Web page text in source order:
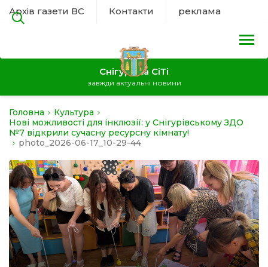
Архів газети ВС Контакти реклама
Снігурівка СіТі
завжди актуальні новини
Головна
Культура
Нові можливості для інклюзії: у Снігурівському ЗДО
№7 відкрили сучасну ресурсну кімнату!
photo_2026-06-17_10-29-44